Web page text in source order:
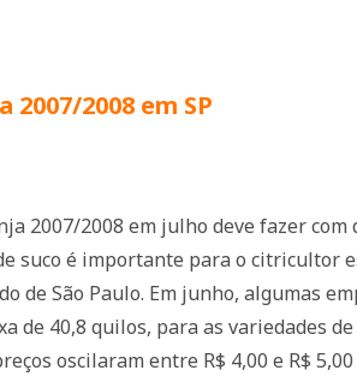
2008 em SP
2007/2008 em julho deve fazer
suco é importante para o citricultor
de São Paulo. Em junho, algumas
de 40,8 quilos, para as variedades
oscilaram entre R$ 4,00 e R$